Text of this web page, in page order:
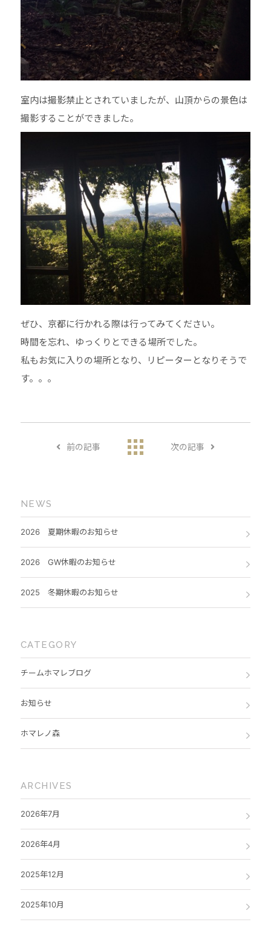
室内は撮影禁止とされていましたが、山頂からの景色は
撮影することができました。
ぜひ、京都に行かれる際は行ってみてください。
時間を忘れ、ゆっくりとできる場所でした。
私もお気に入りの場所となり、リピーターとなりそうで
す。。。
前の記事 次の記事
NEWS
2026 夏期休暇のお知らせ
2026 GW休暇のお知らせ
2025 冬期休暇のお知らせ
CATEGORY
チームホマレブログ
お知らせ
ホマレノ森
ARCHIVES
2026年7月
2026年4月
2025年12月
2025年10月